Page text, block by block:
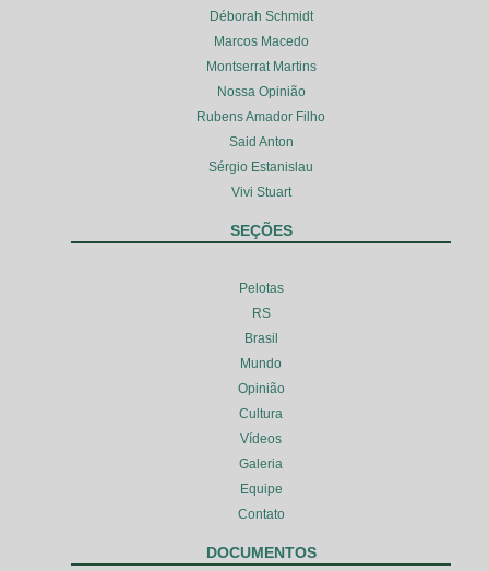
Déborah Schmidt
Marcos Macedo
Montserrat Martins
Nossa Opinião
Rubens Amador Filho
Said Anton
Sérgio Estanislau
Vivi Stuart
SEÇÕES
Pelotas
RS
Brasil
Mundo
Opinião
Cultura
Vídeos
Galeria
Equipe
Contato
DOCUMENTOS